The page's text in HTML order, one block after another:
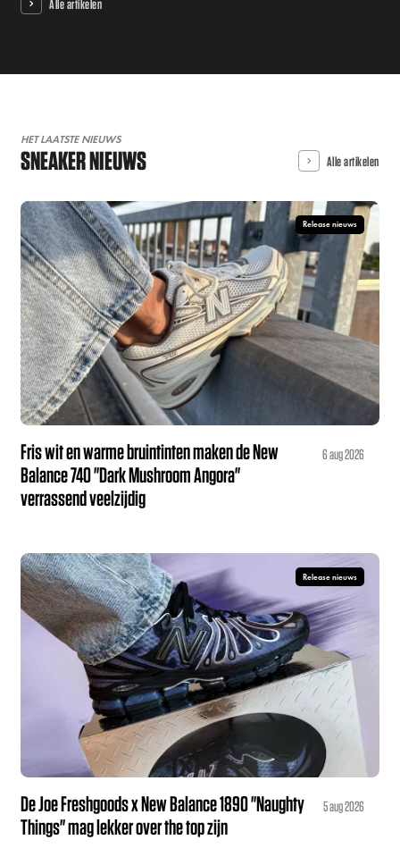
Alle artikelen
HET LAATSTE NIEUWS
SNEAKER NIEUWS Alle artikelen
Release nieuws
Fris wit en warme bruintinten maken de New
Balance 740 "Dark Mushroom Angora"
verrassend veelzijdig
6 aug 2026
Release nieuws
De Joe Freshgoods x New Balance 1890 "Naughty
Things" mag lekker over the top zijn
5 aug 2026